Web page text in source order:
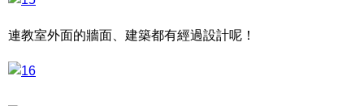
連教室外面的牆面、建築都有經過設計呢！